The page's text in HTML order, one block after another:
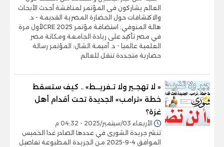
العالم يشاركون فى المؤتمر لمناقشة أحدث الأبحاث
والاكتشافات حول الحضارة المصرية القديمة - د.
هالة المنوفي: استضافة مؤتمر CRE 2025لأول مرة
في مصر تأكيد على ريادة الجامعة ومكانة مصر
العلمية عالميا - د. أميمة الشال: المؤتمر رسالة
حضارية متجددة تنقل للعالم
« لا تهجـير ولا تـفريــط» .. كيف ستسقط
خطة «ترامب» الجديدة تحت أقدام أهل
غزة؟
الأربعاء 03/سبتمبر/2025 - 04:32 م
تنشر جريدة الشورى في عددها الصادر غدا الخميس
الموافق 4-9-2025 من الجريدة المطبوعة تفاصيل